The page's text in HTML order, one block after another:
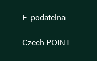
E-podatelna
Czech POINT